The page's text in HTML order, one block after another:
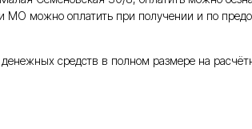
МО можно оплатить при получении и по
денежных средств в полном размере на